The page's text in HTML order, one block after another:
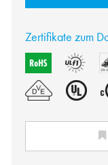
Zertifikate zum